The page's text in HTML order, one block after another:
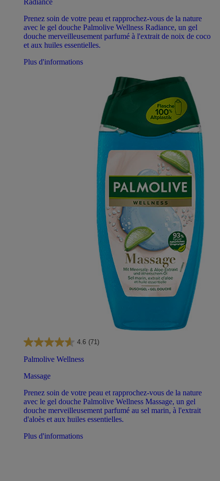
Prenez soin de votre peau et rapprochez-vous de la nature
avec le gel douche Palmolive Wellness Radiance, un gel
douche merveilleusement parfumé à l'extrait de noix de coco
et aux huiles essentielles.
Plus d'informations
4.6 (71)
Palmolive Wellness
Massage
Prenez soin de votre peau et rapprochez-vous de la nature
avec le gel douche Palmolive Wellness Massage, un gel
douche merveilleusement parfumé au sel marin, à l'extrait
d'aloès et aux huiles essentielles.
Plus d'informations